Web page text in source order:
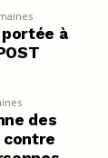
portée à
des